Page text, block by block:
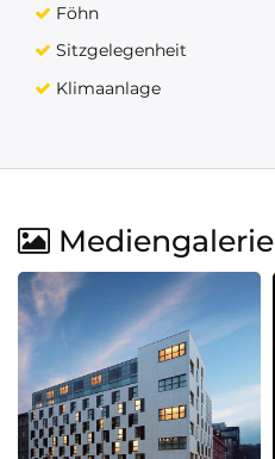
Föhn
Sitzgelegenheit
Klimaanlage
Mediengalerie